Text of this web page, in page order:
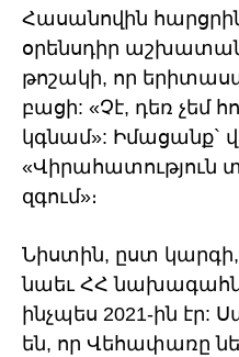
Հասանովին
օրենսդիր
թոշակի, որ
բացի: «Չէ, դեռ չեմ
կգնամ»: Իմացանք`
«Վիրահատություն
զգում»։
Նիստին, ըստ
նաեւ ՀՀ
ինչպես 2021-ին էր:
են, որ Վեհափառը